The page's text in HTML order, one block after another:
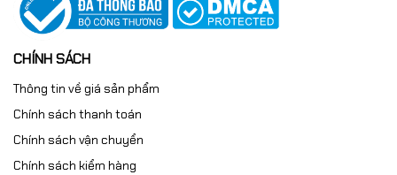
CHÍNH SÁCH
Thông tin về giá sản phẩm
Chính sách thanh toán
Chính sách vận chuyển
Chính sách kiểm hàng